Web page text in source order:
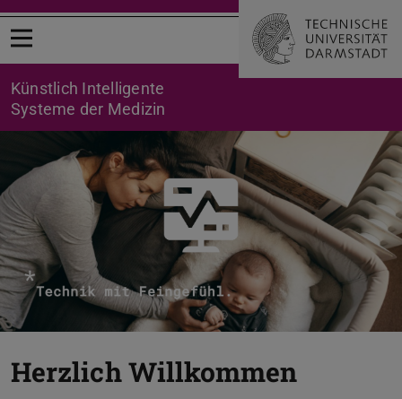
Menü öffnen
Künstlich Intelligente
Systeme der Medizin
Herzlich Willkommen